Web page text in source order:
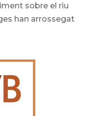
sobre el riu
han arrossegat